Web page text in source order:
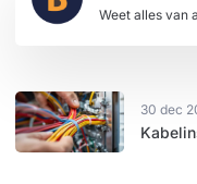
Weet alles van
30 dec